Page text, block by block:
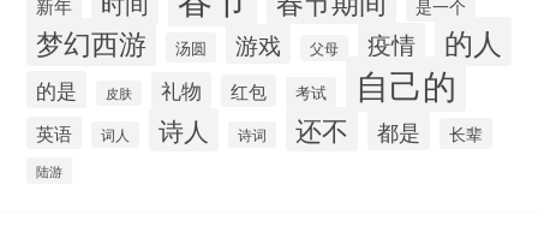
是一个
梦幻西游 汤圆 游戏 父母 疫情 的人
的是 皮肤 礼物 红包 考试 自己的
英语 词人 诗人 诗词 还不 都是 长辈
陆游